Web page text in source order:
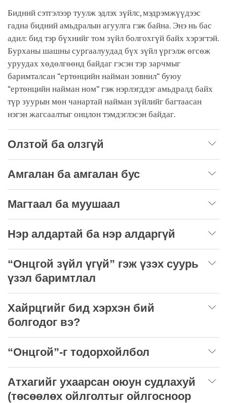
Бидний сэтгэлээр туулж эдлэх зүйлс, мэдрэмжүүдээс
гадна бидний амьдралын агуулга гэж байна. Энэ нь бас
адил: бид тэр бүхнийг том зүйл болгохгүй байх хэрэгтэй.
Бурханы шашны сургаалуудад бүх зүйл үргэлж өгсөж
уруудах хөдөлгөөнд байдаг гэсэн тэр зарчмыг
баримталсан “ертөнцийн найман зовнил” буюу
“ертөнцийн найман ном” гэж нэрлэгддэг амьдралд байх
түр зуурын мөн чанартай найман зүйлийг багтаасан
нэгэн жагсаалтыг онцлон тэмдэглэсэн байдаг.
Олзтой ба олзгүй
Амгалан ба амгалан бус
Магтаал ба муушаал
Нэр алдартай ба нэр алдаргүй
“Онцгой зүйл үгүй” гэж үзэх суурь
үзэл баримтлал
Хайрцгийг бид хэрхэн бий
болгодог вэ?
“Онцгой”-г тодорхойлбол
Атхагийг ухаарсан оюун судлахуй
(төсөөлөх ойлголтыг ойлгосноор